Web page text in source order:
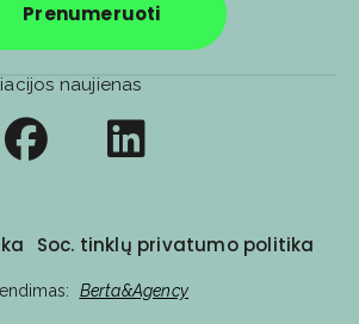
Prenumeruoti
Soc. tinklų privatumo politika
Berta&Agency
naujienas